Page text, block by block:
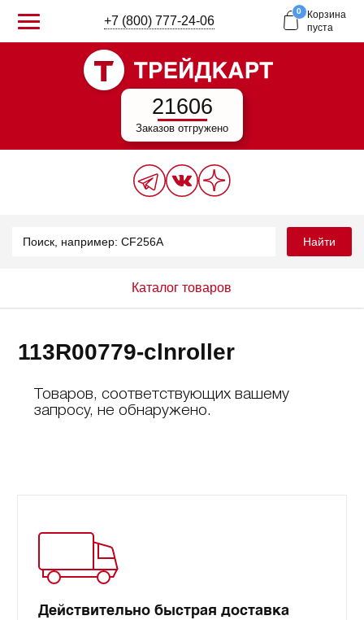
+7 (800) 777-24-06
0
Корзина
пуста
21606
Заказов отгружено
Найти
Каталог товаров
113R00779-clnroller
Товаров, соответствующих вашему
запросу, не обнаружено.
Действительно быстрая доставка